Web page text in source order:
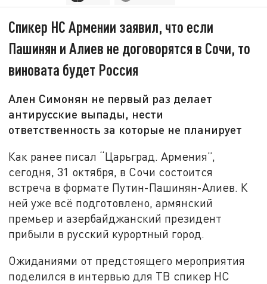
Спикер НС Армении заявил, что если
Пашинян и Алиев не договорятся в Сочи, то
виновата будет Россия
Ален Симонян не первый раз делает
антирусские выпады, нести
ответственность за которые не планирует
Как ранее писал “Царьград. Армения”,
сегодня, 31 октября, в Сочи состоится
встреча в формате Путин-Пашинян-Алиев. К
ней уже всё подготовлено, армянский
премьер и азербайджанский президент
прибыли в русский курортный город.
Ожиданиями от предстоящего мероприятия
поделился в интервью для ТВ спикер НС